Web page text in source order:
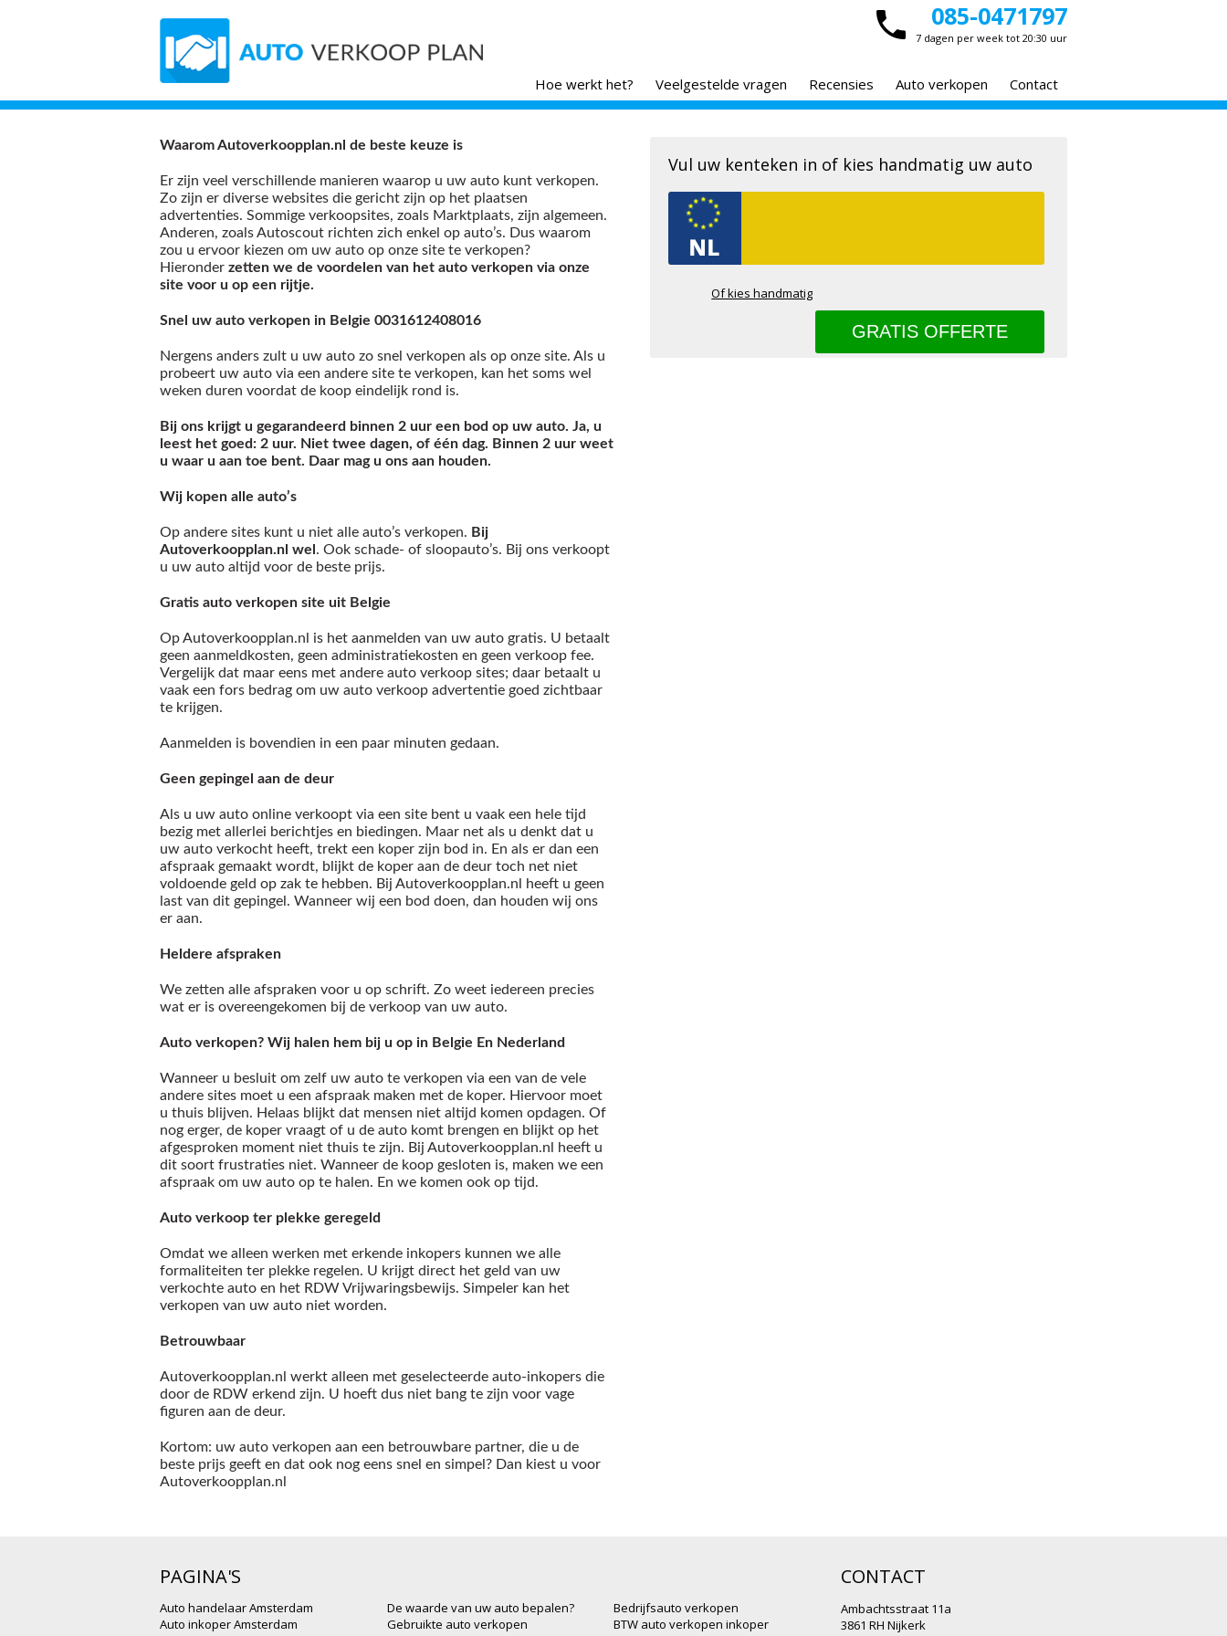
085-0471797
7 dagen per week tot 20:30 uur
Hoe werkt het? Veelgestelde vragen Recensies Auto verkopen Contact
Waarom Autoverkoopplan.nl de beste keuze is
Er zijn veel verschillende manieren waarop u uw auto kunt verkopen.
Zo zijn er diverse websites die gericht zijn op het plaatsen
advertenties. Sommige verkoopsites, zoals Marktplaats, zijn algemeen.
Anderen, zoals Autoscout richten zich enkel op auto’s. Dus waarom
zou u ervoor kiezen om uw auto op onze site te verkopen?
Hieronder zetten we de voordelen van het auto verkopen via onze
site voor u op een rijtje.
Snel uw auto verkopen in Belgie 0031612408016
Nergens anders zult u uw auto zo snel verkopen als op onze site. Als u
probeert uw auto via een andere site te verkopen, kan het soms wel
weken duren voordat de koop eindelijk rond is.
Bij ons krijgt u gegarandeerd binnen 2 uur een bod op uw auto. Ja, u
leest het goed: 2 uur. Niet twee dagen, of één dag. Binnen 2 uur weet
u waar u aan toe bent. Daar mag u ons aan houden.
Wij kopen alle auto’s
Op andere sites kunt u niet alle auto’s verkopen. Bij
Autoverkoopplan.nl wel . Ook schade- of sloopauto’s. Bij ons verkoopt
u uw auto altijd voor de beste prijs.
Gratis auto verkopen site uit Belgie
Op Autoverkoopplan.nl is het aanmelden van uw auto gratis. U betaalt
geen aanmeldkosten, geen administratiekosten en geen verkoop fee.
Vergelijk dat maar eens met andere auto verkoop sites; daar betaalt u
vaak een fors bedrag om uw auto verkoop advertentie goed zichtbaar
te krijgen.
Aanmelden is bovendien in een paar minuten gedaan.
Geen gepingel aan de deur
Als u uw auto online verkoopt via een site bent u vaak een hele tijd
bezig met allerlei berichtjes en biedingen. Maar net als u denkt dat u
uw auto verkocht heeft, trekt een koper zijn bod in. En als er dan een
afspraak gemaakt wordt, blijkt de koper aan de deur toch net niet
voldoende geld op zak te hebben. Bij Autoverkoopplan.nl heeft u geen
last van dit gepingel. Wanneer wij een bod doen, dan houden wij ons
er aan.
Heldere afspraken
We zetten alle afspraken voor u op schrift. Zo weet iedereen precies
wat er is overeengekomen bij de verkoop van uw auto.
Auto verkopen? Wij halen hem bij u op in Belgie En Nederland
Wanneer u besluit om zelf uw auto te verkopen via een van de vele
andere sites moet u een afspraak maken met de koper. Hiervoor moet
u thuis blijven. Helaas blijkt dat mensen niet altijd komen opdagen. Of
nog erger, de koper vraagt of u de auto komt brengen en blijkt op het
afgesproken moment niet thuis te zijn. Bij Autoverkoopplan.nl heeft u
dit soort frustraties niet. Wanneer de koop gesloten is, maken we een
afspraak om uw auto op te halen. En we komen ook op tijd.
Auto verkoop ter plekke geregeld
Omdat we alleen werken met erkende inkopers kunnen we alle
formaliteiten ter plekke regelen. U krijgt direct het geld van uw
verkochte auto en het RDW Vrijwaringsbewijs. Simpeler kan het
verkopen van uw auto niet worden.
Betrouwbaar
Autoverkoopplan.nl werkt alleen met geselecteerde auto-inkopers die
door de RDW erkend zijn. U hoeft dus niet bang te zijn voor vage
figuren aan de deur.
Kortom: uw auto verkopen aan een betrouwbare partner, die u de
beste prijs geeft en dat ook nog eens snel en simpel? Dan kiest u voor
Autoverkoopplan.nl
Vul uw kenteken in of kies handmatig uw auto
Of kies handmatig
PAGINA'S
Auto handelaar Amsterdam
Auto inkoper Amsterdam
De waarde van uw auto bepalen?
Gebruikte auto verkopen
Bedrijfsauto verkopen
BTW auto verkopen inkoper
CONTACT
Ambachtsstraat 11a
3861 RH Nijkerk